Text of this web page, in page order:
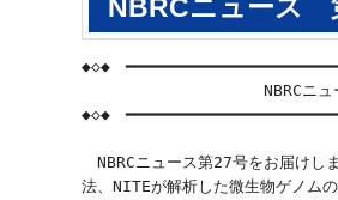
NBRCニュース
◆◇◆　
NBRCニュ
◆◇◆　
NBRCニュース第27号をお届けし
法、NITEが解析した微生物ゲノム